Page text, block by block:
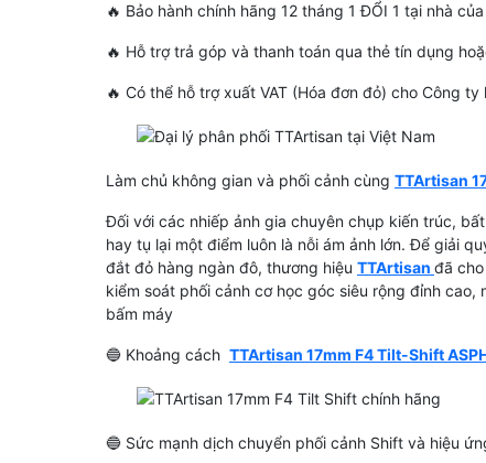
🔥 Bảo hành chính hãng 12 tháng 1 ĐỔI 1 tại nhà
🔥 Hỗ trợ trả góp và thanh toán qua thẻ tín dụng
🔥 Có thể hỗ trợ xuất VAT (Hóa đơn đỏ) cho Công
Làm chủ không gian và phối cảnh cùng TTArtisan
Đối với các nhiếp ảnh gia chuyên chụp kiến trúc,
hay tụ lại một điểm luôn là nỗi ám ảnh lớn. Để giải
đắt đỏ hàng ngàn đô, thương hiệu TTArtisan đã
kiểm soát phối cảnh cơ học góc siêu rộng đỉnh
bấm máy
🔵 Khoảng cách TTArtisan 17mm F4 Tilt-Shift
🔵 Sức mạnh dịch chuyển phối cảnh Shift và hiệu